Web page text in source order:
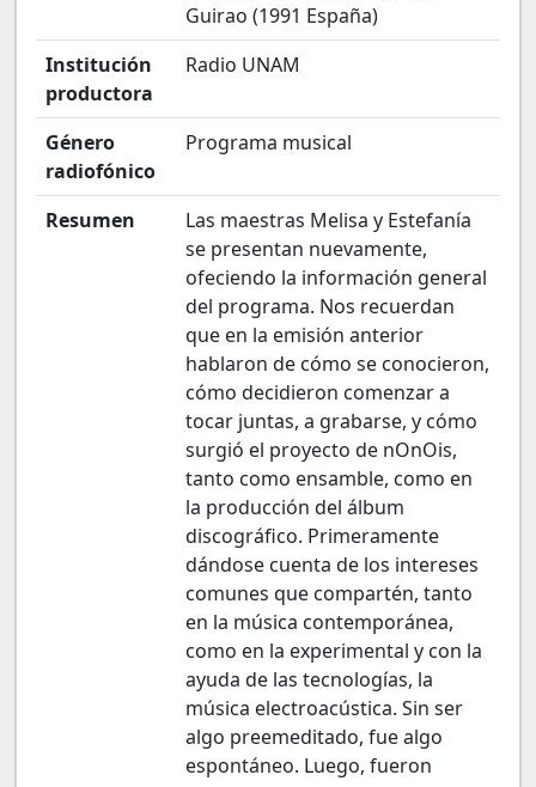
Guirao (1991 España)
Institución
productora
Radio UNAM
Género
radiofónico
Programa musical
Resumen
Las maestras Melisa y Estefanía
se presentan nuevamente,
ofeciendo la información general
del programa. Nos recuerdan
que en la emisión anterior
hablaron de cómo se conocieron,
cómo decidieron comenzar a
tocar juntas, a grabarse, y cómo
surgió el proyecto de nOnOis,
tanto como ensamble, como en
la producción del álbum
discográfico. Primeramente
dándose cuenta de los intereses
comunes que compartén, tanto
en la música contemporánea,
como en la experimental y con la
ayuda de las tecnologías, la
música electroacústica. Sin ser
algo preemeditado, fue algo
espontáneo. Luego, fueron